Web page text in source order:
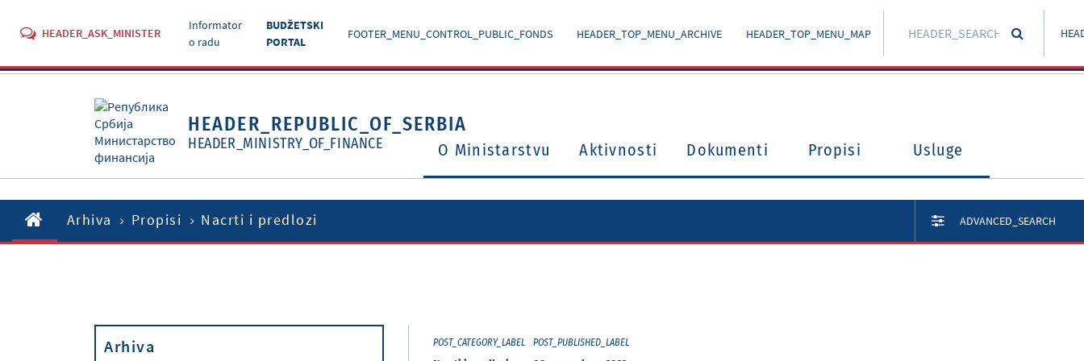
HEADER_ASK_MINISTER
Informator
o radu
BUDŽETSKI
PORTAL
FOOTER_MENU_CONTROL_PUBLIC_FONDS HEADER_TOP_MENU_ARCHIVE HEADER_TOP_MENU_MAP
HEADER_REPUBLIC_OF_SERBIA
HEADER_MINISTRY_OF_FINANCE O Ministarstvu Aktivnosti Dokumenti Propisi Usluge
Arhiva Propisi Nacrti i predlozi ADVANCED_SEARCH
Arhiva POST_CATEGORY_LABEL POST_PUBLISHED_LABEL